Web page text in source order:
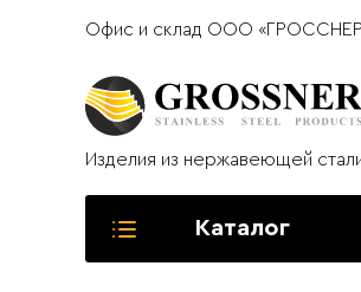
Офис и склад ООО
Изделия из нержавеющей
Каталог